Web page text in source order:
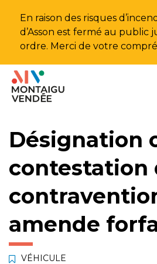
En raison des risques
d’Asson est fermé au public
ordre. Merci de votre
Aller
Aller
contenu
Aller
pied
Désignation
contestation
amende
VÉHICULE